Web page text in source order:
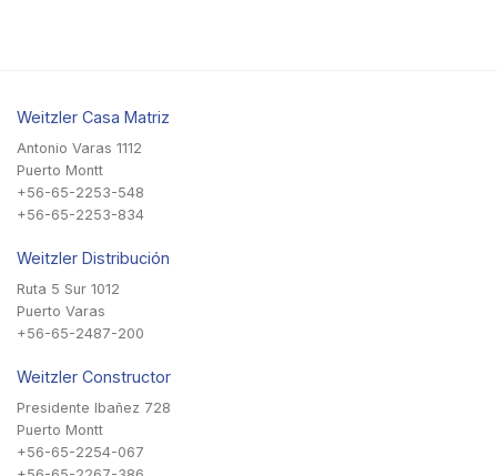
Weitzler Casa Matriz
Antonio Varas 1112
Puerto Montt
+56-65-2253-548
+56-65-2253-834
Weitzler Distribución
Ruta 5 Sur 1012
Puerto Varas
+56-65-2487-200
Weitzler Constructor
Presidente Ibañez 728
Puerto Montt
+56-65-2254-067